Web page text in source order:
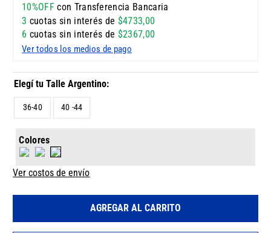
10%OFFcon Transferencia Bancaria
3 cuotas sin interés de $4733,00
6 cuotas sin interés de $2367,00
Ver todos los medios de pago
36-40 40 -44
Colores
Ver costos de envío
AGREGAR AL CARRITO